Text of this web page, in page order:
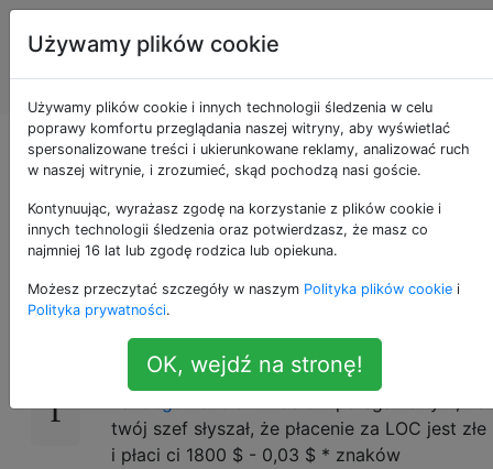
Programowanie
puzzli i Code
Golf
Bezpieczeństwo
przez Post-It
16
Jak zapewne wiesz, hakerzy są wszędzie i
chcą zhakować wszystko. Zostaliśmy
poproszeni o określenie
wymagań
dotyczących hasła, które powstrzymają
twój szef słyszał, że płacenie za LOC jest złe
i płaci ci 1800 $ - 0,03 $ * znaków
Używamy plików cookie
Używamy plików cookie i innych technologii śledzenia w celu
poprawy komfortu przeglądania naszej witryny, aby wyświetlać
spersonalizowane treści i ukierunkowane reklamy, analizować ruch
w naszej witrynie, i zrozumieć, skąd pochodzą nasi goście.
Kontynuując, wyrażasz zgodę na korzystanie z plików cookie i
innych technologii śledzenia oraz potwierdzasz, że masz co
najmniej 16 lat lub zgodę rodzica lub opiekuna.
Możesz przeczytać szczegóły w naszym Polityka plików cookie i
Polityka prywatności.
OK, wejdź na stronę!